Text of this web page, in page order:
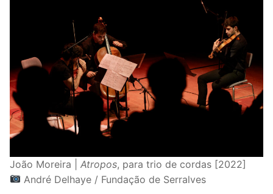
João Moreira | Atropos, para trio de cordas [2022]
André Delhaye / Fundação de Serralves